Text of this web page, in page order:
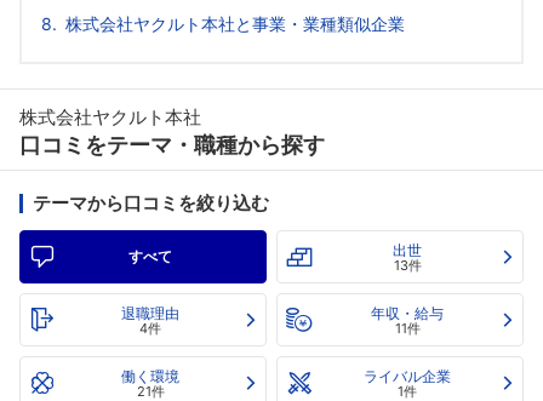
株式会社ヤクルト本社と事業・業種類似企業
株式会社ヤクルト本社
口コミをテーマ・職種から探す
テーマから口コミを絞り込む
すべて 出世
13件
退職理由
4件
年収・給与
11件
働く環境
21件
ライバル企業
1件